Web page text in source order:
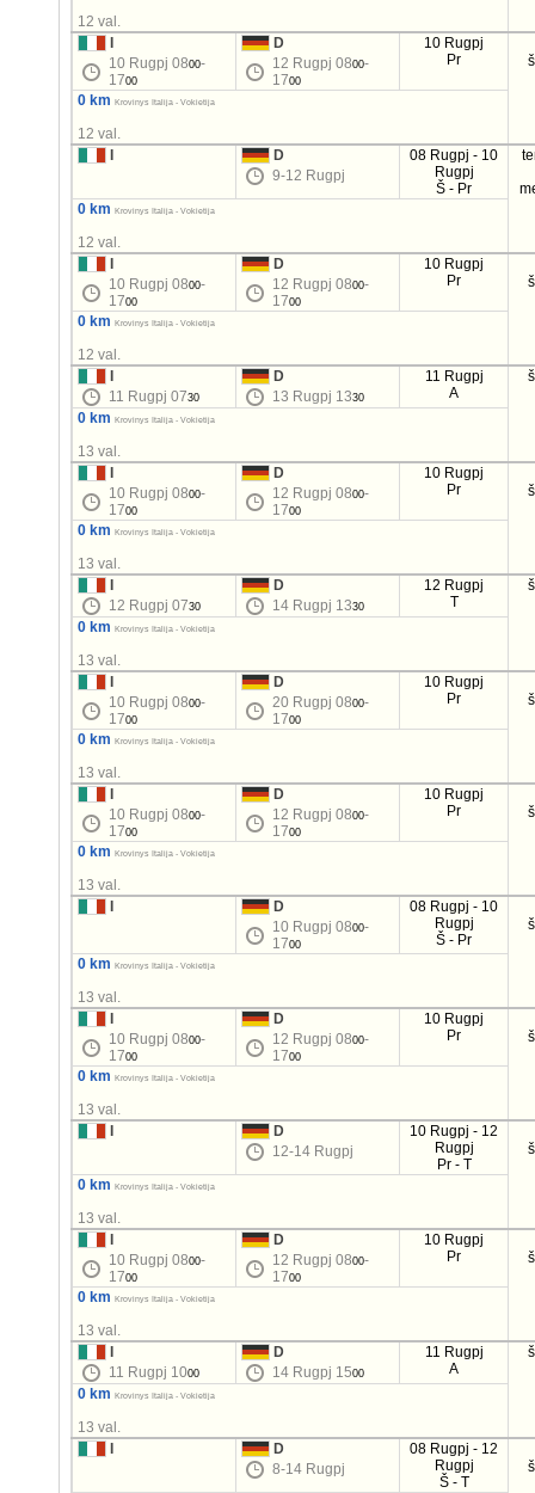
12 val.
10 Rugpj 0800-
1700
D
12 Rugpj 0800-
1700
10 Rugpj
Pr
0 km Krovinys Italija - Vokietija
12 val.
D
9-12 Rugpj
08 Rugpj - 10
Rugpj
Š - Pr
0 km
Krovinys Italija - Vokietija
12 val.
10 Rugpj 0800-
1700
D
12 Rugpj 0800-
1700
10 Rugpj
Pr
0 km Krovinys Italija - Vokietija
12 val.
11 Rugpj 0730
D
13 Rugpj 1330
11 Rugpj
A
0 km Krovinys Italija - Vokietija
13 val.
10 Rugpj 0800-
1700
D
12 Rugpj 0800-
1700
10 Rugpj
Pr
0 km Krovinys Italija - Vokietija
13 val.
12 Rugpj 0730
D
14 Rugpj 1330
12 Rugpj
T
0 km Krovinys Italija - Vokietija
13 val.
10 Rugpj 0800-
1700
D
20 Rugpj 0800-
1700
10 Rugpj
Pr
0 km Krovinys Italija - Vokietija
13 val.
10 Rugpj 0800-
1700
D
12 Rugpj 0800-
1700
10 Rugpj
Pr
0 km Krovinys Italija - Vokietija
13 val.
D
10 Rugpj 0800-
1700
08 Rugpj - 10
Rugpj
Š - Pr
0 km Krovinys Italija - Vokietija
13 val.
10 Rugpj 0800-
1700
D
12 Rugpj 0800-
1700
10 Rugpj
Pr
0 km Krovinys Italija - Vokietija
13 val.
D
12-14 Rugpj
10 Rugpj - 12
Rugpj
Pr - T
0 km Krovinys Italija - Vokietija
13 val.
10 Rugpj 0800-
1700
D
12 Rugpj 0800-
1700
10 Rugpj
Pr
0 km Krovinys Italija - Vokietija
13 val.
11 Rugpj 1000
D
14 Rugpj 1500
11 Rugpj
A
0 km Krovinys Italija - Vokietija
13 val.
D
8-14 Rugpj
08 Rugpj - 12
Rugpj
Š - T